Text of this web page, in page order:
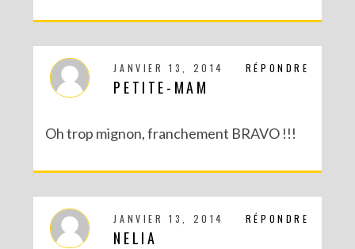
DIY – UN CALENDRIER DE L’AVENT TOUT EN IMAGES
RÉPONDRE
JANVIER 13, 2014
PETITE-MAM
Oh trop mignon, franchement BRAVO !!!
RÉPONDRE
JANVIER 13, 2014
NELIA